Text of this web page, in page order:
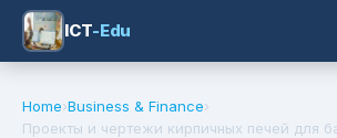
ICT-Edu
Home›Business & Finance›
Проекты и чертежи кирпичных печей для